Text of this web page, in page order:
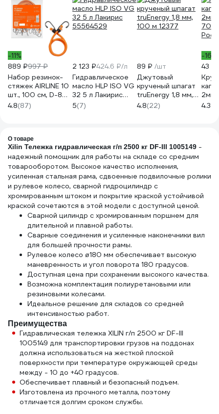
-11%
889 ₽997 ₽
Набор резинок-
стяжек AIRLINE 10
шт., 100 см, D-8
мм,
металлические
4.8(87)
2 123 ₽424.6 ₽/л
Гидравлическое
масло HLP ISO VG
32 5 л Лакирис
55564529
5(7)
89 ₽ /шт
Джутовый
крученый шпагат
truEnergy 1,8 мм,
100 м 12377
4.8(22)
-16%
43 ₽
2мм,
4.3
О товаре
Xilin Тележка гидравлическая г/п 2500 кг DF-III 1005149 -
надежный помощник для работы на складе со средним
товарооборотом. Высокое качество исполнения,
усиленная стальная рама, сдвоенные подвилочные ролики
и рулевое колесо, сварной гидроцилиндр с
хромированным штоком и покрытие краской устойчивой
краской сочетаются в этой модели с доступной ценой.
Сварной цилиндр с хромированным поршнем для
длительной и плавной работы.
Сварные соединения и усиленные наконечники вил
для большей прочности рамы.
Рулевое колесо ø180 мм обеспечивает высокую
маневренность и угол поворота 180 градусов.
Доступная цена при сохранении высокого качества.
Возможна комплектация полиуретановыми или
резиновыми колесами.
Идеальное решение для складов со средней
интенсивностью работ.
Преимущества
Гидравлическая тележка XILIN г/п 2500 кг DF-III
1005149 для транспортировки грузов на поддонах
должна использоваться на жесткой плоской
поверхности при температуре окружающей среды
между - 10 до +40 градусов.
Обеспечивает плавный и безопасный подъем.
Изготовлена из прочного металла, поэтому
отличается долгим сроком службы.